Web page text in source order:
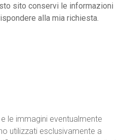
sito conservi le informazioni
alla mia richiesta.
le immagini eventualmente
utilizzati esclusivamente a